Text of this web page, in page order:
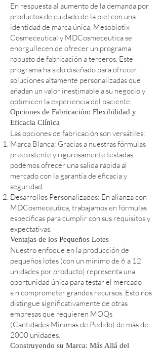
En respuesta al aumento de la demanda por
productos de cuidado de la piel con una
identidad de marca única, Mesobiotix
Cosmeceutical y MDCosmeceutica se
enorgullecen de ofrecer un programa
robusto de fabricación a terceros. Este
programa ha sido diseñado para ofrecer
soluciones altamente personalizadas que
añadan un valor inestimable a su negocio y
optimicen la experiencia del paciente.
Opciones de Fabricación: Flexibilidad y
Eficacia Clínica
Las opciones de fabricación son versátiles:
Marca Blanca: Gracias a nuestras fórmulas
preexistente y rigurosamente testadas,
podemos ofrecer una salida rápida al
mercado con la garantía de eficacia y
seguridad.
Desarrollos Personalizados: En alianza con
MDCosmeceutica, trabajamos en fórmulas
específicas para cumplir con sus requisitos y
expectativas.
Ventajas de los Pequeños Lotes
Nuestro enfoque en la producción de
pequeños lotes (con un mínimo de 6 a 12
unidades por producto) representa una
oportunidad única para testar el mercado
sin comprometer grandes recursos. Esto nos
distingue significativamente de otras
empresas que requieren MOQs
(Cantidades Mínimas de Pedido) de más de
2000 unidades.
Construyendo su Marca: Más Allá del